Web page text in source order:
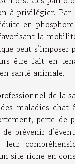
à privilégier. Par
en
la
peut
être fait en
santé animale.
de la
maladies
perte
prévenir
site riche en